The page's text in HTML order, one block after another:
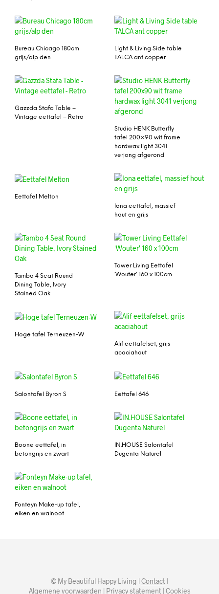
Bureau Chicago 180cm
grijs/alp den
Light & Living Side table
TALCA ant copper
Gazzda Stafa Table –
Vintage eettafel – Retro
Studio HENK Butterfly
tafel 200×90 wit frame
hardwax light 3041
verjong afgerond
Eettafel Melton
Iona eettafel, massief
hout en grijs
Tambo 4 Seat Round
Dining Table, Ivory
Stained Oak
Tower Living Eettafel
‘Wouter’ 160 x 100cm
Hoge tafel Terneuzen-W
Alif eettafelset, grijs
acaciahout
Salontafel Byron S Eettafel 646
Boone eettafel, in
betongrijs en zwart
IN.HOUSE Salontafel
Dugenta Naturel
Fonteyn Make-up tafel,
eiken en walnoot
© My Beautiful Happy Living | Contact |
Algemene voorwaarden | Privacy statement| Cookies